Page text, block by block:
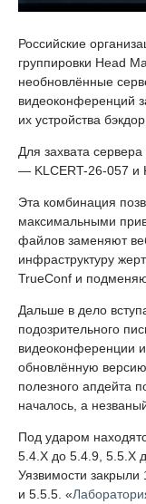
Российские
группировки Head
необновлённые
видеоконференций
их устройства
Для захвата
— KLCERT-26-057 и
Эта комбинация
максимальными
файлов заменяют
инфраструктуру
TrueConf и
Дальше в дело
подозрительного
видеоконференции
обновлённую
полезного апдейта
началось, а
Под ударом
5.4.X до 5.4.9, 5.5.X
Уязвимости
и 5.5.5. «